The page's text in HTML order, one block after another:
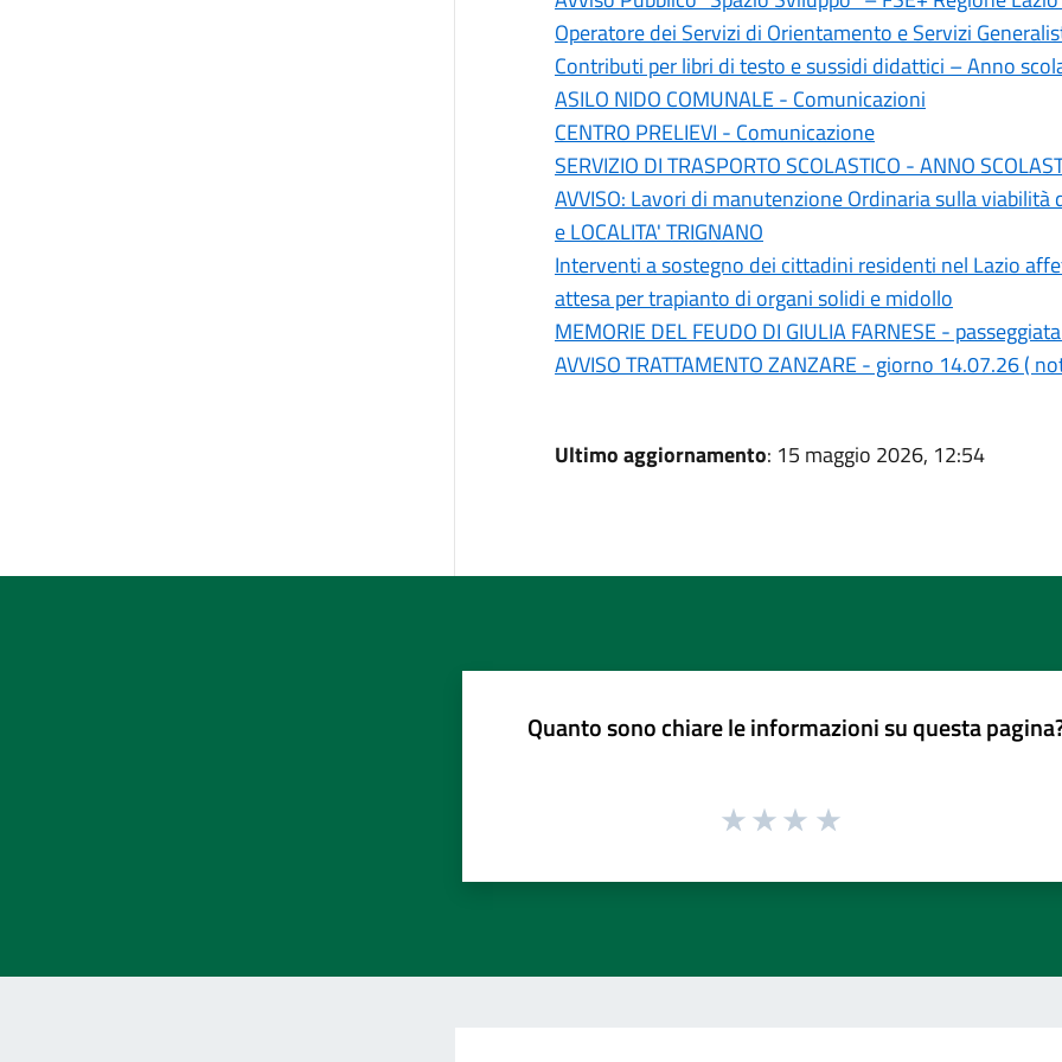
Operatore dei Servizi di Orientamento e Servizi
Contributi per libri di testo e sussidi didattici – Anno
ASILO NIDO COMUNALE - Comunicazioni
CENTRO PRELIEVI - Comunicazione
SERVIZIO DI TRASPORTO SCOLASTICO - ANNO
AVVISO: Lavori di manutenzione Ordinaria sulla viabilità
e LOCALITA' TRIGNANO
Interventi a sostegno dei cittadini residenti nel Lazio
attesa per trapianto di organi solidi e midollo
MEMORIE DEL FEUDO DI GIULIA FARNESE -
AVVISO TRATTAMENTO ZANZARE - giorno 14.07.26 (
Ultimo aggiornamento: 15 maggio 2026, 12:54
Quanto sono chiare le informazioni su questa